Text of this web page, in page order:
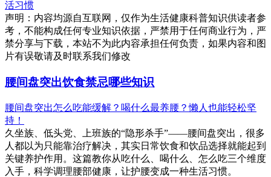
活习惯
声明：内容均源自互联网，仅作为生活健康科普知识供读者参
考，不能构成任何专业知识依据，严禁用于任何商业行为，严
禁分享与下载，本站不为此内容承担任何负责，如果内容和图
片有误敬请及时联系我们修改
腰间盘突出饮食禁忌哪些知识
腰间盘突出怎么吃能缓解？喝什么最养腰？懒人也能轻松坚
持！
久坐族、低头党、上班族的“隐形杀手”——腰间盘突出，很多
人都以为只能靠治疗解决，其实日常饮食和饮品选择就能起到
关键养护作用。这篇教你从吃什么、喝什么、怎么吃三个维度
入手，科学调理腰部健康，让护腰变成一种生活习惯。